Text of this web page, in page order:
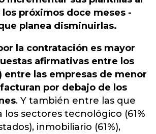
los próximos doce meses -
planea disminuirlas.
la contratación es mayor
afirmativas entre los
entre las empresas de menor
por debajo de los
. Y también entre las que
sectores tecnológico (61%
inmobiliario (61%),